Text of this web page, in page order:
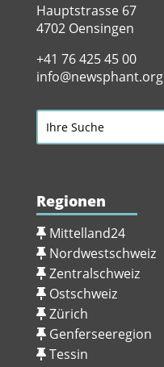
Hauptstrasse 67
4702 Oensingen
+41 76 425 45 00
info@newsphant.org
Regionen
Mittelland24
Nordwestschweiz
Zentralschweiz
Ostschweiz
Zürich
Genferseeregion
Tessin